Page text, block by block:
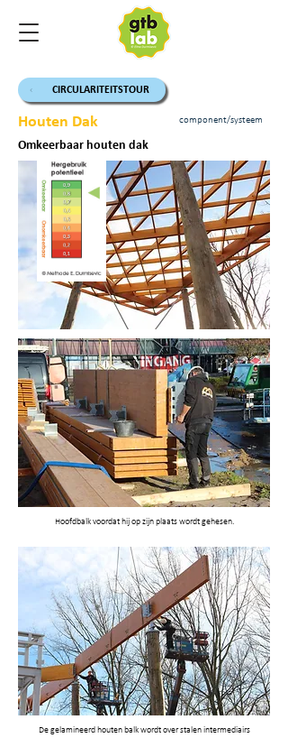
CIRCULARITEITSTOUR
Houten Dak component/systeem
Omkeerbaar houten dak
Hoofdbalk voordat hij op zijn plaats wordt gehesen.
De gelamineerd houten balk wordt over stalen intermediairs